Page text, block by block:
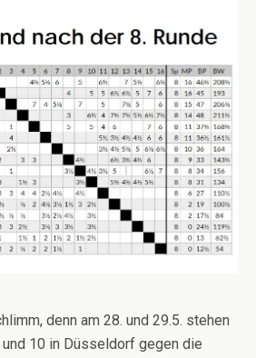
denn am 28. und 29.5. stehen
10 in Düsseldorf gegen die